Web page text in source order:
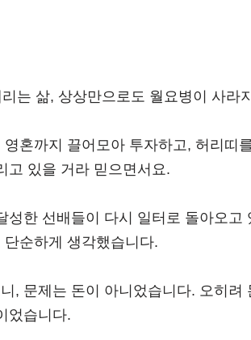
는 삶, 상상만으로도 월요병이 사라
혼까지 끌어모아 투자하고, 허리띠
고 있을 거라 믿으면서요.
한 선배들이 다시 일터로 돌아오고
순하게 생각했습니다.
, 문제는 돈이 아니었습니다. 오히려
었습니다.